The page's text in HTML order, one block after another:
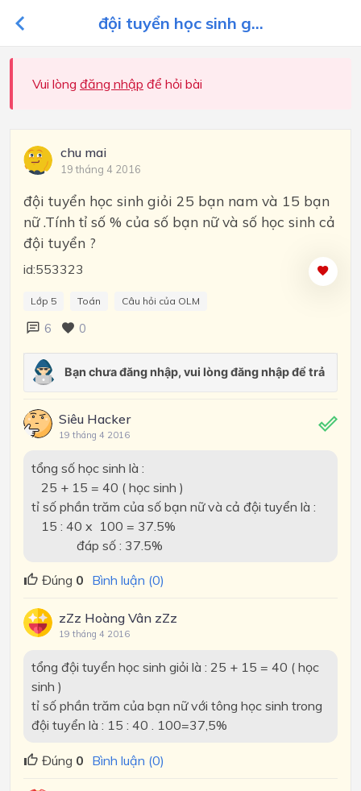
đội tuyển học sinh g...
Vui lòng đăng nhập để hỏi bài
chu mai
19 tháng 4 2016
đội tuyển học sinh giỏi 25 bạn nam và 15 bạn
nữ .Tính tỉ số % của số bạn nữ và số học sinh cả
đội tuyển ?
id:553323
Lớp 5 Toán Câu hỏi của OLM
6 0
Siêu Hacker
19 tháng 4 2016
tổng số học sinh là :
25 + 15 = 40 ( học sinh )
tỉ số phần trăm của số bạn nữ và cả đội tuyển là :
15 : 40 x 100 = 37.5%
đáp số : 37.5%
Đúng 0 Bình luận (0)
zZz Hoàng Vân zZz
19 tháng 4 2016
tổng đội tuyển học sinh giỏi là : 25 + 15 = 40 ( học
sinh )
tỉ số phần trăm của bạn nữ với tông học sinh trong
đội tuyển là : 15 : 40 . 100=37,5%
Đúng 0 Bình luận (0)